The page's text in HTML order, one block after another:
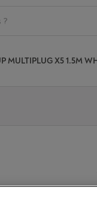
MULTIPLUG X5 1.5M